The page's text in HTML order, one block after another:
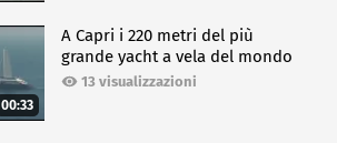
00:33
A Capri i 220 metri del più
grande yacht a vela del mondo
13 visualizzazioni